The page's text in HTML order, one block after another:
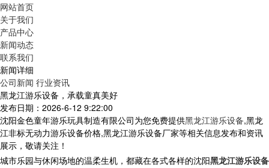
网站首页
关于我们
产品中心
新闻动态
联系我们
新闻详细
公司新闻 行业资讯
黑龙江游乐设备，承载童真美好
发布日期：2026-6-12 9:22:00
沈阳金色童年游乐玩具制造有限公司为您免费提供黑龙江游乐设备,黑龙
江非标无动力游乐设备价格,黑龙江游乐设备厂家等相关信息发布和资讯
展示，敬请关注！
城市乐园与休闲场地的温柔生机，都藏在各式各样的沈阳黑龙江游乐设备